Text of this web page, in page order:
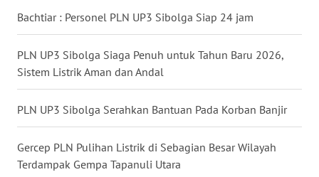
Bachtiar : Personel PLN UP3 Sibolga Siap 24 jam
PLN UP3 Sibolga Siaga Penuh untuk Tahun Baru 2026,
Sistem Listrik Aman dan Andal
PLN UP3 Sibolga Serahkan Bantuan Pada Korban Banjir
Gercep PLN Pulihan Listrik di Sebagian Besar Wilayah
Terdampak Gempa Tapanuli Utara
WN
DANAU
TOBA
WN
LANGKAT